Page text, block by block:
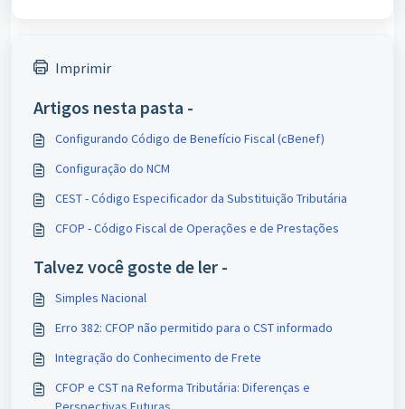
Imprimir
Artigos nesta pasta -
Configurando Código de Benefício Fiscal (cBenef)
Configuração do NCM
CEST - Código Especificador da Substituição Tributária
CFOP - Código Fiscal de Operações e de Prestações
Talvez você goste de ler -
Simples Nacional
Erro 382: CFOP não permitido para o CST informado
Integração do Conhecimento de Frete
CFOP e CST na Reforma Tributária: Diferenças e